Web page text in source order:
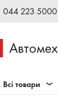
044 223 5000
Всі товари